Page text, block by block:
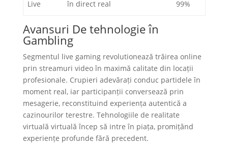
Live
în direct real
99%
Avansuri De tehnologie în
Gambling
Segmentul live gaming revolutionează trăirea online
prin streamuri video în maximă calitate din locații
profesionale. Crupieri adevărați conduc partidele în
moment real, iar participanții conversează prin
mesagerie, reconstituind experiența autentică a
cazinourilor terestre. Tehnologiile de realitate
virtuală virtuală încep să intre în piața, promițând
experiențe profunde fără precedent.